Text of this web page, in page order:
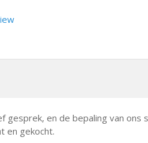
gesprek, en de bepaling van ons
en gekocht.